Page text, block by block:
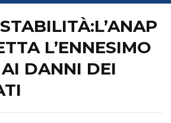
L’ENNESIMO
DANNI DEI